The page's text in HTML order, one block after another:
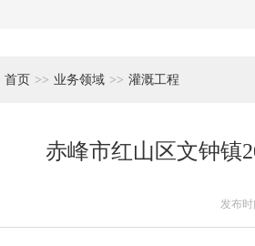
首页 >> 业务领域 >> 灌溉工程
赤峰市红山区文钟镇
发布时